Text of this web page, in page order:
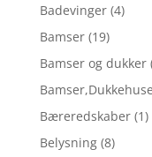
Badevinger (4)
Bamser (19)
Bamser og dukker
Bæreredskaber (1)
Belysning (8)